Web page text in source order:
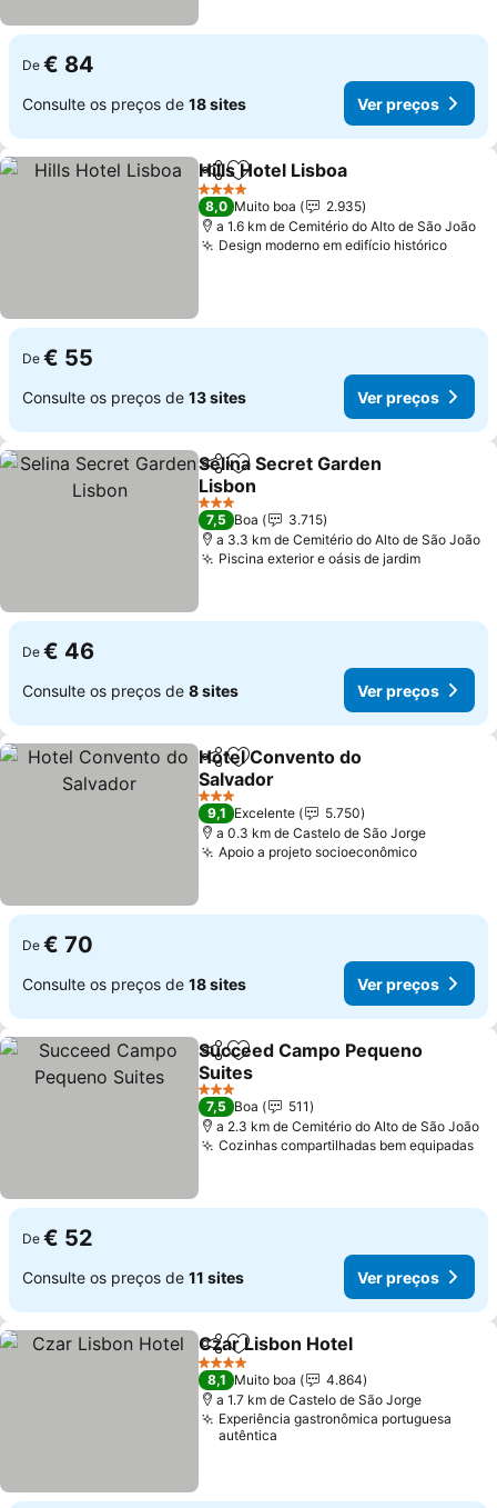
De € 84
Consulte os preços de 18 sites Ver preços
PartilharAdicionar aos favoritos
Hills Hotel Lisboa
4 Estrelas
8,0 Muito boa
2.935
a 1.6 km de Cemitério do Alto de São João
Design moderno em edifício histórico
De € 55
Consulte os preços de 13 sites Ver preços
PartilharAdicionar aos favoritos
Selina Secret Garden
Lisbon
3 Estrelas
7,5 Boa
3.715
a 3.3 km de Cemitério do Alto de São João
Piscina exterior e oásis de jardim
De € 46
Consulte os preços de 8 sites Ver preços
PartilharAdicionar aos favoritos
Hotel Convento do
Salvador
3 Estrelas
9,1 Excelente
5.750
a 0.3 km de Castelo de São Jorge
Apoio a projeto socioeconômico
De € 70
Consulte os preços de 18 sites Ver preços
PartilharAdicionar aos favoritos
Succeed Campo Pequeno
Suites
3 Estrelas
7,5 Boa
511
a 2.3 km de Cemitério do Alto de São João
Cozinhas compartilhadas bem equipadas
De € 52
Consulte os preços de 11 sites Ver preços
PartilharAdicionar aos favoritos
Czar Lisbon Hotel
4 Estrelas
8,1 Muito boa
4.864
a 1.7 km de Castelo de São Jorge
Experiência gastronômica portuguesa
autêntica